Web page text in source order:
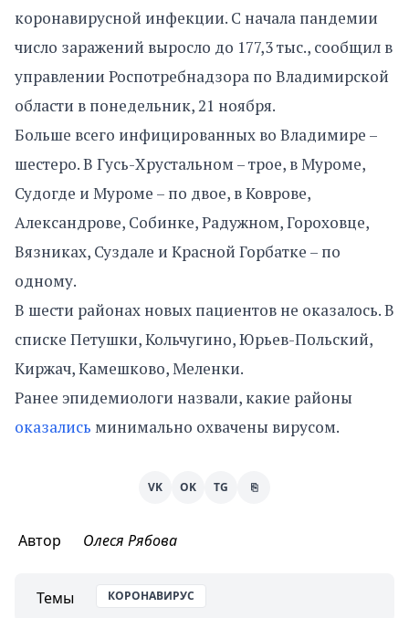
коронавирусной инфекции. С начала пандемии
число заражений выросло до 177,3 тыс., сообщил в
управлении Роспотребнадзора по Владимирской
области в понедельник, 21 ноября.
Больше всего инфицированных во Владимире –
шестеро. В Гусь-Хрустальном – трое, в Муроме,
Судогде и Муроме – по двое, в Коврове,
Александрове, Собинке, Радужном, Гороховце,
Вязниках, Суздале и Красной Горбатке – по
одному.
В шести районах новых пациентов не оказалось. В
списке Петушки, Кольчугино, Юрьев-Польский,
Киржач, Камешково, Меленки.
Ранее эпидемиологи назвали, какие районы
оказались минимально охвачены вирусом.
VK OK TG ⎘
Автор Олеся Рябова
Темы КОРОНАВИРУС